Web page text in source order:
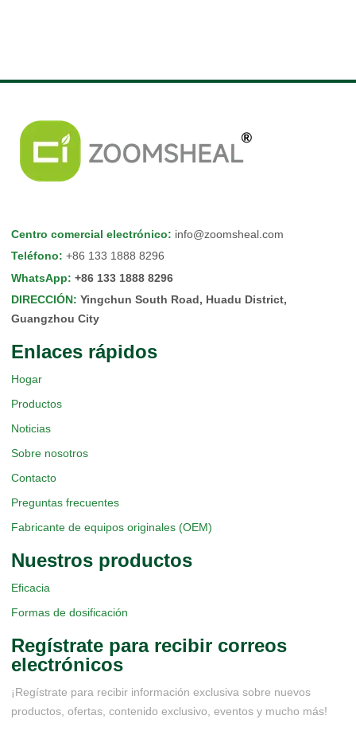
Centro comercial electrónico: info@zoomsheal.com
Teléfono: +86 133 1888 8296
WhatsApp: +86 133 1888 8296
DIRECCIÓN: Yingchun South Road, Huadu District,
Guangzhou City
Enlaces rápidos
Hogar
Productos
Noticias
Sobre nosotros
Contacto
Preguntas frecuentes
Fabricante de equipos originales (OEM)
Nuestros productos
Eficacia
Formas de dosificación
Regístrate para recibir correos
electrónicos
¡Regístrate para recibir información exclusiva sobre nuevos
productos, ofertas, contenido exclusivo, eventos y mucho más!